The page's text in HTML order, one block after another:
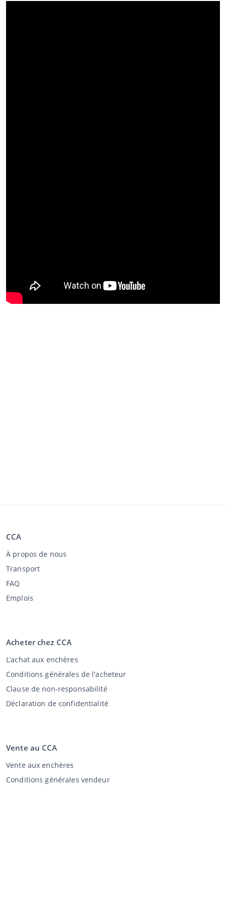
CCA
À propos de nous
Transport
FAQ
Emplois
Acheter chez CCA
L’achat aux enchères
Conditions générales de l'acheteur
Clause de non-responsabilité
Déclaration de confidentialité
Vente au CCA
Vente aux enchères
Conditions générales vendeur